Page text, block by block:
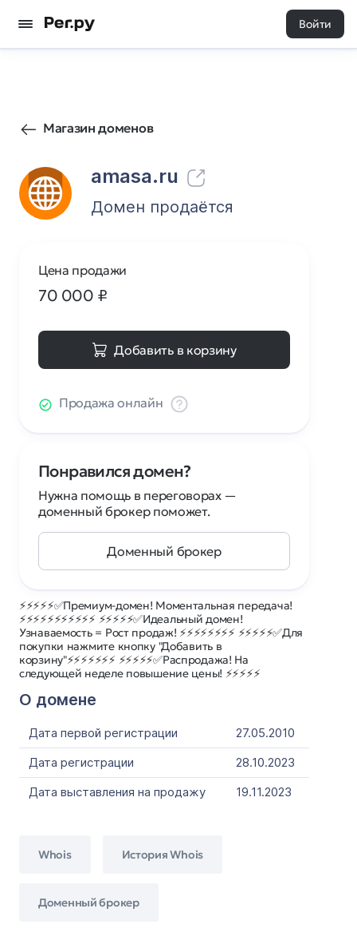
Войти
Магазин доменов
amasa.ru
154 0
Домен продаётся
⚡⚡⚡⚡⚡✅Премиум-домен! Моментальная передача!
⚡⚡⚡⚡⚡⚡⚡⚡⚡⚡⚡ ⚡⚡⚡⚡⚡✅Идеальный домен!
Узнаваемость = Рост продаж! ⚡⚡⚡⚡⚡⚡⚡⚡ ⚡⚡⚡⚡⚡✅Для
покупки нажмите кнопку "Добавить в
корзину"⚡⚡⚡⚡⚡⚡⚡ ⚡⚡⚡⚡⚡✅Распродажа! На
следующей неделе повышение цены! ⚡⚡⚡⚡⚡
О домене
Дата первой регистрации
27.05.2010
Дата регистрации
28.10.2023
Дата выставления на продажу
19.11.2023
Whois История Whois
Доменный брокер
Цена продажи
70 000 ₽
Добавить в корзину
Продажа онлайн
Понравился домен?
Нужна помощь в переговорах —
доменный брокер поможет.
Доменный брокер